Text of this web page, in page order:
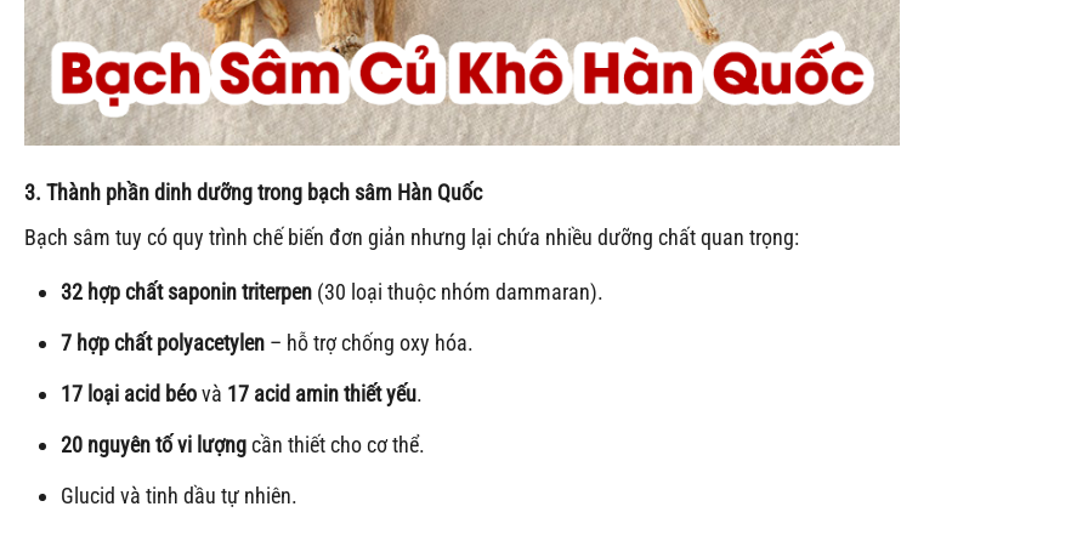
3. Thành phần dinh dưỡng trong bạch sâm Hàn Quốc
Bạch sâm tuy có quy trình chế biến đơn giản nhưng lại chứa nhiều dưỡng chất quan trọng:
32 hợp chất saponin triterpen (30 loại thuộc nhóm dammaran).
7 hợp chất polyacetylen – hỗ trợ chống oxy hóa.
17 loại acid béovà 17 acid amin thiết yếu.
20 nguyên tố vi lượngcần thiết cho cơ thể.
Glucid và tinh dầu tự nhiên.